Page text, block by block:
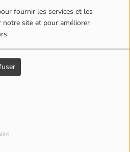
fournir les services et les
site et pour améliorer